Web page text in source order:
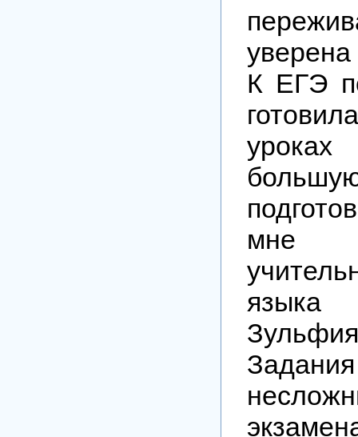
уверена
К ЕГЭ
мне